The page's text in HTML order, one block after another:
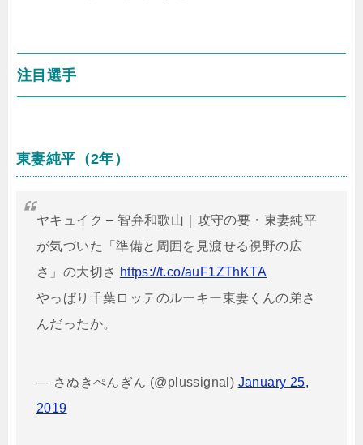
注目選手
東妻純平（2年）
ヤキュイク – 智弁和歌山｜攻守の要・東妻純平
が気づいた「準備と周囲を見渡せる視野の広
さ」の大切さ https://t.co/auF1ZThKTA
やっぱり千葉ロッテのルーキー東妻くんの弟さ
んだったか。
— さぬきぺんぎん (@plussignal) January 25,
2019